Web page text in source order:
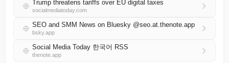
Trump threatens tariffs over EU digital taxes
socialmediatoday.com
SEO and SMM News on Bluesky @seo.at.thenote.app
bsky.app
Social Media Today 한국어 RSS
thenote.app